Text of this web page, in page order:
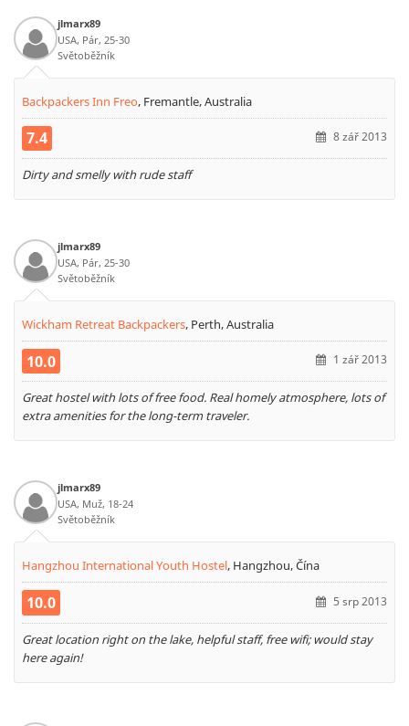
jlmarx89
USA, Pár, 25-30
Světoběžník
Backpackers Inn Freo, Fremantle, Australia
7.4 8 zář 2013
Dirty and smelly with rude staff
jlmarx89
USA, Pár, 25-30
Světoběžník
Wickham Retreat Backpackers, Perth, Australia
10.0 1 zář 2013
Great hostel with lots of free food. Real homely atmosphere, lots of
extra amenities for the long-term traveler.
jlmarx89
USA, Muž, 18-24
Světoběžník
Hangzhou International Youth Hostel, Hangzhou, Čína
10.0 5 srp 2013
Great location right on the lake, helpful staff, free wifi; would stay
here again!